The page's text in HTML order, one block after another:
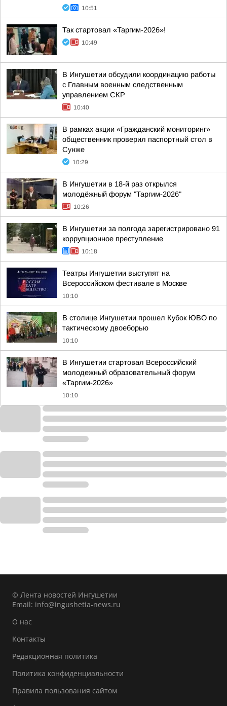
10:51
Так стартовал «Таргим-2026»!
10:49
В Ингушетии обсудили координацию работы
с Главным военным следственным
управлением СКР
10:40
В рамках акции «Гражданский мониторинг»
общественник проверил паспортный стол в
Сунже
10:29
В Ингушетии в 18-й раз открылся
молодёжный форум "Таргим-2026"
10:26
В Ингушетии за полгода зарегистрировано 91
коррупционное преступление
10:18
Театры Ингушетии выступят на
Всероссийском фестивале в Москве
10:10
В столице Ингушетии прошел Кубок ЮВО по
тактическому двоеборью
10:10
В Ингушетии стартовал Всероссийский
молодежный образовательный форум
«Таргим-2026»
10:10
© Лента новостей Ингушетии
Email: info@ingushetia-news.ru
О нас
Контакты
Редакционная политика
Политика конфиденциальности
Правила пользования сайтом